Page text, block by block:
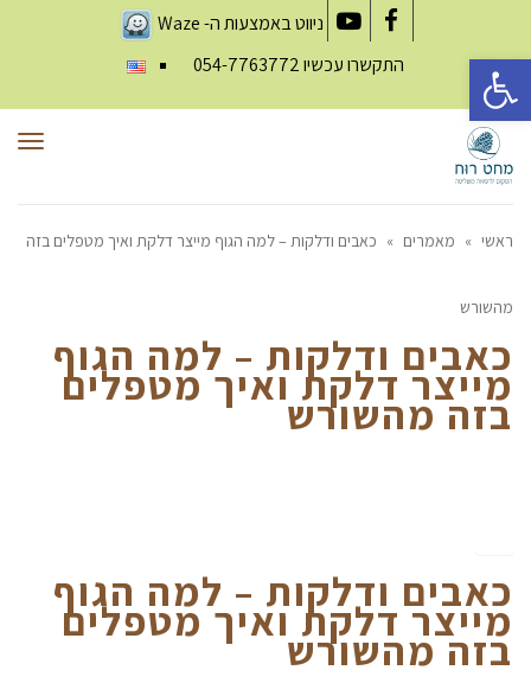
Facebook
YouTube
ניווט באמצעות ה-Waze
התקשרו עכשיו054-7763772
ראשי » מאמרים » כאבים ודלקות – למה הגוף מייצר דלקת ואיך מטפלים בזה
מהשורש
כאבים ודלקות – למה הגוף
מייצר דלקת ואיך מטפלים
בזה מהשורש
כאבים ודלקות – למה הגוף
מייצר דלקת ואיך מטפלים
בזה מהשורש
פתח סרגל נגישות